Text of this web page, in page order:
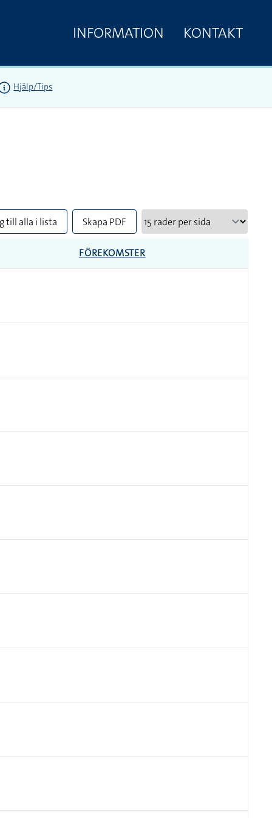
INFORMATION KONTAKT
Hjälp/Tips
till alla i lista Skapa PDF
FÖREKOMSTER